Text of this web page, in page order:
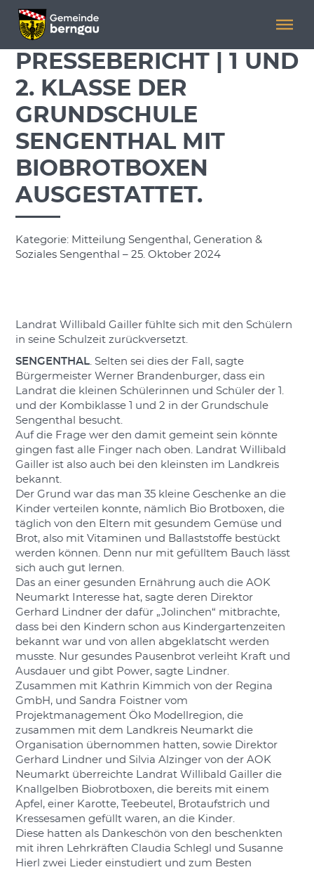
Menü überspringen
Menü überspringen
PRESSEBERICHT | 1 UND
2. KLASSE DER
GRUNDSCHULE
SENGENTHAL MIT
BIOBROTBOXEN
AUSGESTATTET.
Kategorie: Mitteilung Sengenthal, Generation &
Soziales Sengenthal – 25. Oktober 2024
Landrat Willibald Gailler fühlte sich mit den Schülern
in seine Schulzeit zurückversetzt.
SENGENTHAL. Selten sei dies der Fall, sagte
Bürgermeister Werner Brandenburger, dass ein
Landrat die kleinen Schülerinnen und Schüler der 1.
und der Kombiklasse 1 und 2 in der Grundschule
Sengenthal besucht.
Auf die Frage wer den damit gemeint sein könnte
gingen fast alle Finger nach oben. Landrat Willibald
Gailler ist also auch bei den kleinsten im Landkreis
bekannt.
Der Grund war das man 35 kleine Geschenke an die
Kinder verteilen konnte, nämlich Bio Brotboxen, die
täglich von den Eltern mit gesundem Gemüse und
Brot, also mit Vitaminen und Ballaststoffe bestückt
werden können. Denn nur mit gefülltem Bauch lässt
sich auch gut lernen.
Das an einer gesunden Ernährung auch die AOK
Neumarkt Interesse hat, sagte deren Direktor
Gerhard Lindner der dafür „Jolinchen“ mitbrachte,
dass bei den Kindern schon aus Kindergartenzeiten
bekannt war und von allen abgeklatscht werden
musste. Nur gesundes Pausenbrot verleiht Kraft und
Ausdauer und gibt Power, sagte Lindner.
Zusammen mit Kathrin Kimmich von der Regina
GmbH, und Sandra Foistner vom
Projektmanagement Öko Modellregion, die
zusammen mit dem Landkreis Neumarkt die
Organisation übernommen hatten, sowie Direktor
Gerhard Lindner und Silvia Alzinger von der AOK
Neumarkt überreichte Landrat Willibald Gailler die
Knallgelben Biobrotboxen, die bereits mit einem
Apfel, einer Karotte, Teebeutel, Brotaufstrich und
Kressesamen gefüllt waren, an die Kinder.
Diese hatten als Dankeschön von den beschenkten
mit ihren Lehrkräften Claudia Schlegl und Susanne
Hierl zwei Lieder einstudiert und zum Besten